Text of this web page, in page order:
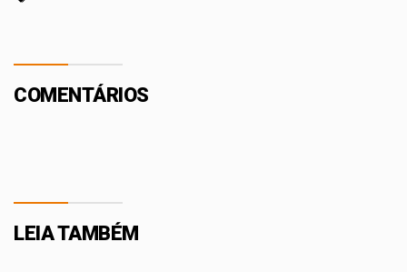
COMENTÁRIOS
LEIA TAMBÉM